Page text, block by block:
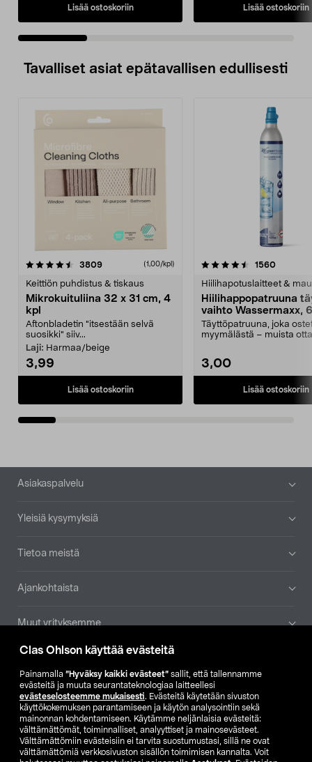
Clas Ohlson käyttää evästeitä
Painamalla ”Hyväksy kaikki evästeet” sallit, että tallennamme
evästeitä ja muuta seurantateknologiaa laitteellesi
evästeselosteemme mukaisesti. Evästeitä käytetään sivuston
käyttökokemuksen parantamiseen ja käytön analysointiin sekä
mainonnan kohdentamiseen. Käytämme neljänlaisia evästeitä:
välttämättömät, toiminnalliset, analyyttiset ja mainosevästeet.
Välttämättömiin evästeisiin ei tarvita suostumustasi, sillä ne ovat
välttämättömiä verkkosivuston sisällön toimimisen kannalta. Voit
Lisää ostoskoriin Lisää ostoskoriin
Tavalliset asiat epätavallisen edullisesti
3809arvostelut (1,00/kpl)
Keittiön puhdistus & tiskaus
Mikrokuituliina 32 x 31 cm, 4
kpl
Aftonbladetin "itsestään selvä
suosikki" siiv...
Laji: Harmaa/beige
3,99
Lisää ostoskoriin
4.5viidestä
1560
Hiilihapotuslaitteet &
Hiilihappopatruuna
vaihto Wassermaxx,
Täyttöpatruuna, joka
myymälästä – muista
3,00
Lisää ostoskoriin
4.5viidestä
Alatunniste
Asiakaspalvelu
Yleisiä kysymyksiä
Tietoa meistä
Ajankohtaista
Muut yrityksemme
Etsi myymälä
SE NO FI
FI SV